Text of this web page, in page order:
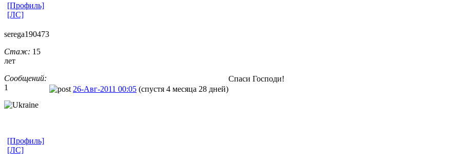
[Профиль]
[ЛС]
serega190473
Стаж: 15
лет
Сообщений:
1
26-Авг-2011 00:05 (спустя 4 месяца 28 дней)
Спаси Господи!
[Профиль]
[ЛС]